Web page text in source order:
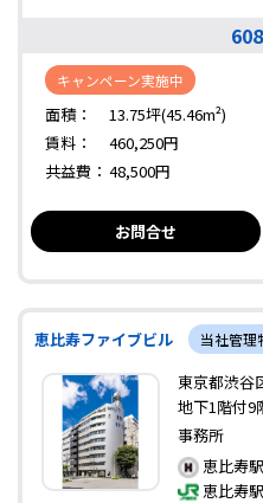
キャンペーン実施中
面積：
13.75坪(45.46m²)
賃料：
460,250円
共益費： 48,500円
お問合せ
恵比寿ファイブビル 当社管理
東京都渋谷
地下1階付9
事務所
恵比寿
恵比寿